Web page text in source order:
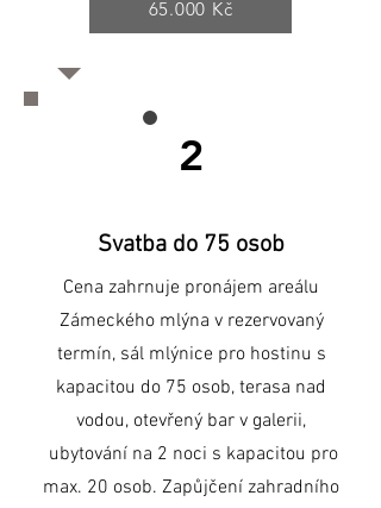
65.000 Kč
2
Svatba do 75 osob
Cena zahrnuje pronájem areálu
Zámeckého mlýna v rezervovaný
termín, sál mlýnice pro hostinu s
kapacitou do 75 osob, terasa nad
vodou, otevřený bar v galerii,
ubytování na 2 noci s kapacitou pro
max. 20 osob. Zapůjčení zahradního